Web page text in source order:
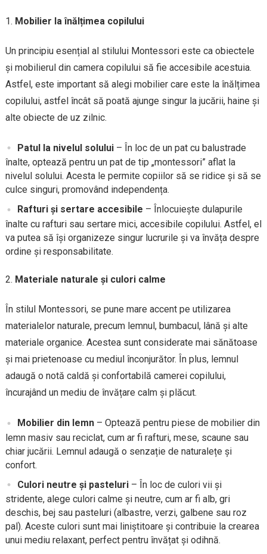
Mobilier la înălțimea copilului
Un principiu esențial al stilului Montessori este ca obiectele
și mobilierul din camera copilului să fie accesibile acestuia.
Astfel, este important să alegi mobilier care este la înălțimea
copilului, astfel încât să poată ajunge singur la jucării, haine și
alte obiecte de uz zilnic.
Patul la nivelul solului– În loc de un pat cu balustrade
înalte, optează pentru un pat de tip „montessori” aflat la
nivelul solului. Acesta le permite copiilor să se ridice și să se
culce singuri, promovând independența.
Rafturi și sertare accesibile – Înlocuiește dulapurile
înalte cu rafturi sau sertare mici, accesibile copilului. Astfel, el
va putea să își organizeze singur lucrurile și va învăța despre
ordine și responsabilitate.
Materiale naturale și culori calme
În stilul Montessori, se pune mare accent pe utilizarea
materialelor naturale, precum lemnul, bumbacul, lână și alte
materiale organice. Acestea sunt considerate mai sănătoase
și mai prietenoase cu mediul înconjurător. În plus, lemnul
adaugă o notă caldă și confortabilă camerei copilului,
încurajând un mediu de învățare calm și plăcut.
Mobilier din lemn– Optează pentru piese de mobilier din
lemn masiv sau reciclat, cum ar fi rafturi, mese, scaune sau
chiar jucării. Lemnul adaugă o senzație de naturalețe și
confort.
Culori neutre și pasteluri– În loc de culori vii și
stridente, alege culori calme și neutre, cum ar fi alb, gri
deschis, bej sau pasteluri (albastre, verzi, galbene sau roz
pal). Aceste culori sunt mai liniștitoare și contribuie la crearea
unui mediu relaxant, perfect pentru învățat și odihnă.